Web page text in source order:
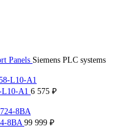
SKP
клапан Siemens